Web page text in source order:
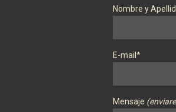
Nombre y
E-mail*
Mensaje